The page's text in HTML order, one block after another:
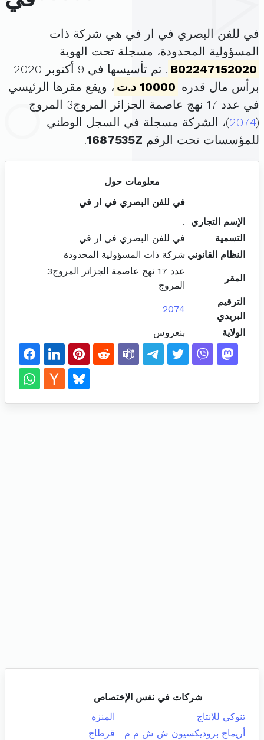
في للفن البصري في ار في هي شركة ذات
المسؤولية المحدودة، مسجلة تحت الهوية
B02247152020
. تم تأسيسها في 9 أكتوبر 2020
برأس مال قدره 10000 د.ت
، ويقع مقرها الرئيسي
في عدد 17 نهج عاصمة الجزائر المروج3 المروج
(
2074)، الشركة مسجلة في السجل الوطني
للمؤسسات تحت الرقم 1687535Z
.
معلومات حول
في للفن البصري في ار في
الإسم التجاري
.
التسمية
في للفن البصري في ار في
النظام القانوني شركة ذات المسؤولية المحدودة
المقر
عدد 17 نهج عاصمة الجزائر المروج3
المروج
الترقيم
البريدي
2074
الولاية بنعروس
شركات في نفس الإختصاص
تنوكي للانتاج
المنزه
أريماج بروديكسيون ش ش م م
قرطاج